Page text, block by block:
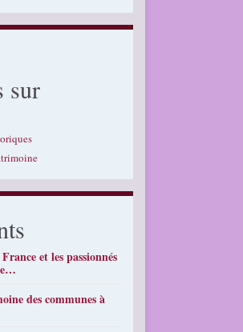
sur
et les passionnés
des communes à